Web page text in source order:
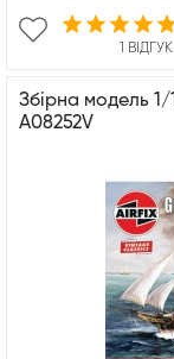
1 ВІДГУК
Збірна модель
A08252V